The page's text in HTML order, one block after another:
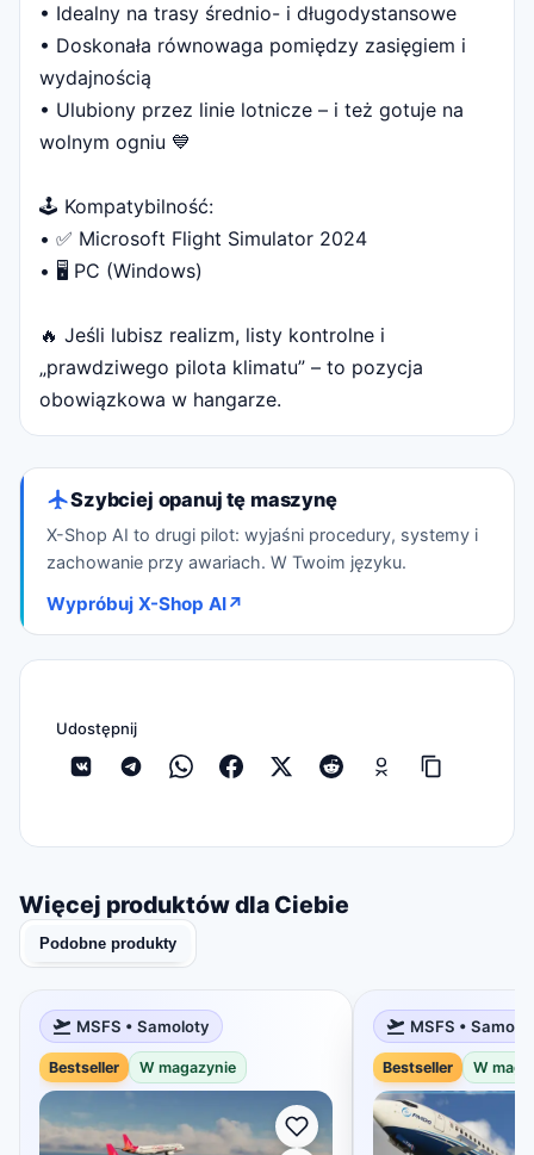
• Idealny na trasy średnio- i długodystansowe
• Doskonała równowaga pomiędzy zasięgiem i
wydajnością
• Ulubiony przez linie lotnicze – i też gotuje na
wolnym ogniu 💙
🕹 Kompatybilność:
• ✅ Microsoft Flight Simulator 2024
• 🖥 PC (Windows)
🔥 Jeśli lubisz realizm, listy kontrolne i
„prawdziwego pilota klimatu” – to pozycja
obowiązkowa w hangarze.
Szybciej opanuj tę maszynę
X-Shop AI to drugi pilot: wyjaśni procedury, systemy i
zachowanie przy awariach. W Twoim języku.
Wypróbuj X-Shop AI↗
Udostępnij
Więcej produktów dla Ciebie
Podobne produkty
MSFS • Samoloty
Bestseller W magazynie
MSFS •
Bestseller W